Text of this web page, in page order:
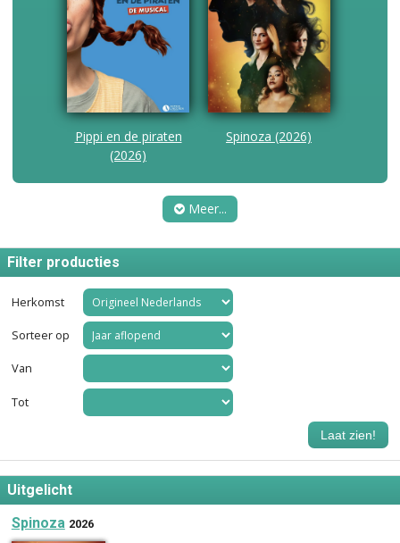
Pippi en de piraten
(2026)
Spinoza (2026)
Meer...
Filter producties
Herkomst
Sorteer op
Van
Tot
Laat zien!
Uitgelicht
Spinoza 2026